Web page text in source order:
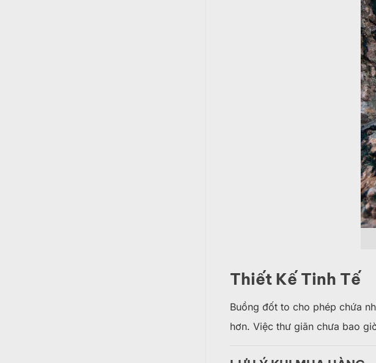
Thiết Kế Tinh Tế
Buồng đốt to cho phép chứa
hơn. Việc thư giãn chưa bao